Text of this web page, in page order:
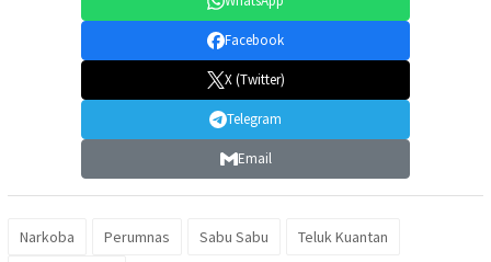
Facebook
X (Twitter)
Telegram
Email
Narkoba Perumnas Sabu Sabu
Teluk Kuantan